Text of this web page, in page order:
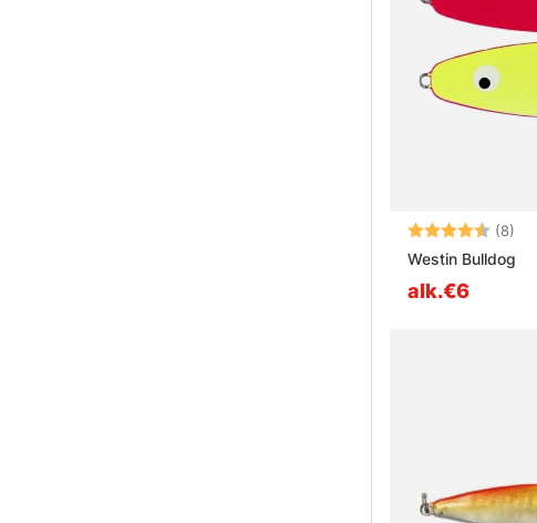
Arvio: (8)
Westin Bulldog
alk.€6